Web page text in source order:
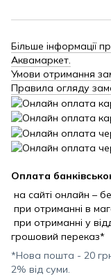
Більше інформації
Аквамаркет.
Умови отримання
Правила огляду
Оплата
на сайті онлайн –
при отриманні в
при отриманні у
грошовий переказ*
*Нова пошта - 20
2% від суми.